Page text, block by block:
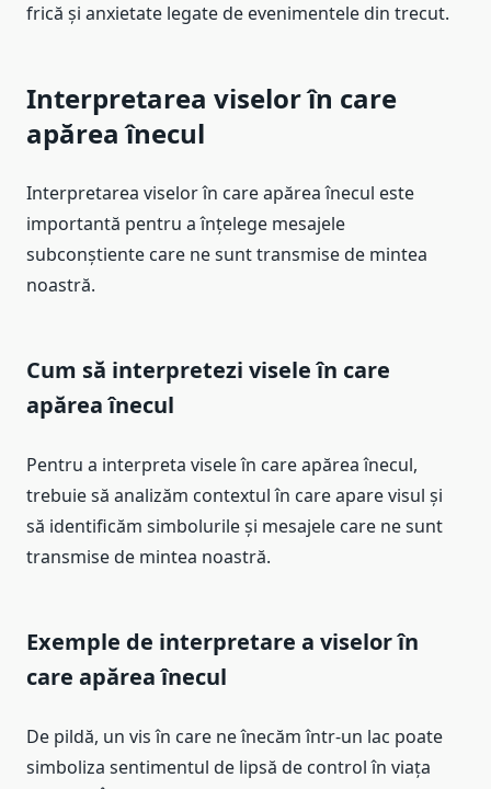
frică și anxietate legate de evenimentele din trecut.
Interpretarea viselor în care
apărea înecul
Interpretarea viselor în care apărea înecul este
importantă pentru a înțelege mesajele
subconștiente care ne sunt transmise de mintea
noastră.
Cum să interpretezi visele în care
apărea înecul
Pentru a interpreta visele în care apărea înecul,
trebuie să analizăm contextul în care apare visul și
să identificăm simbolurile și mesajele care ne sunt
transmise de mintea noastră.
Exemple de interpretare a viselor în
care apărea înecul
De pildă, un vis în care ne înecăm într-un lac poate
simboliza sentimentul de lipsă de control în viața